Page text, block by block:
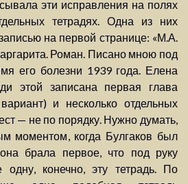
эти исправления на полях
тетрадях. Одна из них
на первой странице: «М.А.
Роман. Писано мною под
его болезни 1939 года. Елена
этой записана первая глава
и несколько отдельных
— не по порядку. Нужно думать,
моментом, когда Булгаков был
брала первое, что под руку
конечно, эту тетрадь. По